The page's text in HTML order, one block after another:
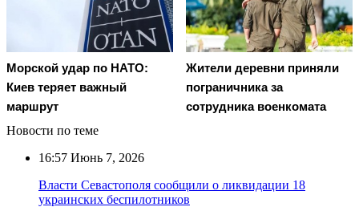
Морской удар по НАТО:
Киев теряет важный
маршрут
Жители деревни приняли
пограничника за
сотрудника военкомата
Новости по теме
16:57 Июнь 7, 2026
Власти Севастополя сообщили о ликвидации 18
украинских беспилотников